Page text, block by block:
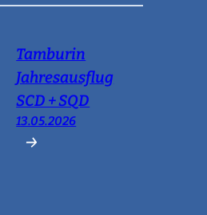
Tamburin
Jahresausflug
SCD + SQD
13.05.2026
→